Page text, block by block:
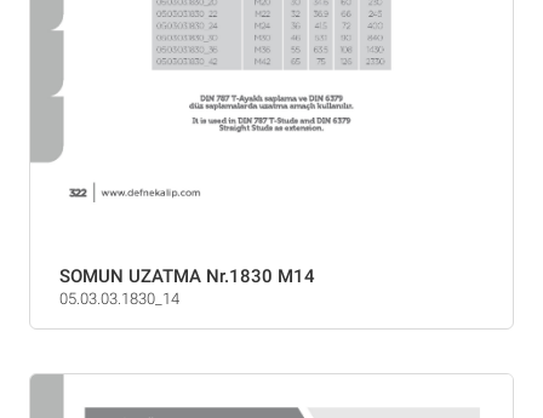
SOMUN UZATMA Nr.1830 M14
05.03.03.1830_14